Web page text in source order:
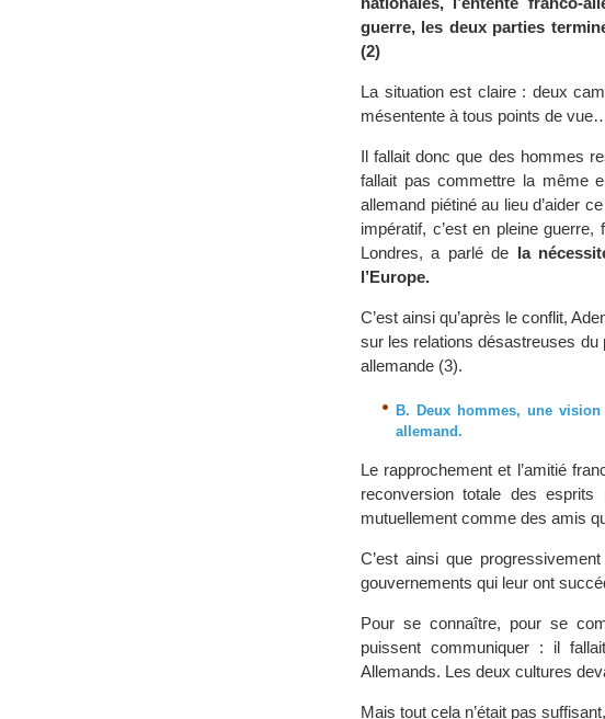
guerre, les deux parties
(2)
La situation est claire : deux
mésentente à tous points de
Il fallait donc que des hommes
fallait pas commettre la même
allemand piétiné au lieu d’aider
impératif, c’est en pleine
Londres, a parlé de la
l’Europe.
C’est ainsi qu’après le conflit,
sur les relations désastreuses du
allemande (3).
B. Deux hommes, une
allemand.
Le rapprochement et l’amitié
reconversion totale des
mutuellement comme des amis
C’est ainsi que
gouvernements qui leur ont
Pour se connaître, pour se
puissent communiquer : il
Allemands. Les deux cultures
Mais tout cela n’était pas